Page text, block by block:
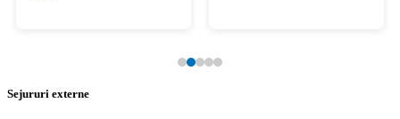
Sejururi externe